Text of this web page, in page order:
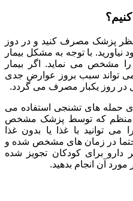
نظر پزشک مصرف کنید و در دوز
با توجه به مشکل بیمار
می نماید. اگر بیمار
می تواند سبب بروز عوارض جدی
در روز یکبار مصرف می گردد.
حمله های تشنجی استفاده می
منظم که توسط پزشک مشخص
می توانید با غذا یا بدون غذا
در زمان های مشخص شده و
برای کودکان تجویز شده
مورد آن انجام بدهید.